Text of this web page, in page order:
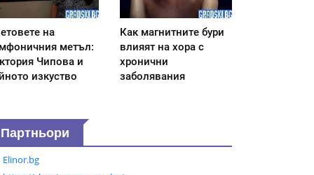
на
метъл:
Чипова и
изкуство
Как магнитните бури
влияят на хора с
хронични
заболявания
Партньори
Elinor.bg